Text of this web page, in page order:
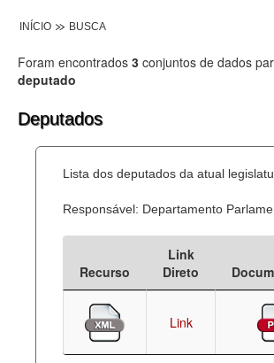
Lei de Acesso à Informação
Dados Governamentais Abertos
Planejamento
Catálogo de dados
Processo Legislativo
Administração
Legislação
Agenda
INÍCIO BUSCA
Foram encontrados 3 conjuntos de dados
deputado
Deputados
Lista dos deputados da atual
Responsável: Departamento
Recurso
Link
Direto
Link